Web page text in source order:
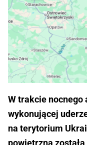
W trakcie nocnego
wykonującej
na terytorium